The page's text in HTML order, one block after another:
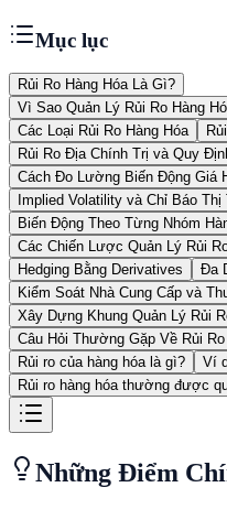
Mục lục
Rủi Ro Hàng Hóa Là Gì?
Vì Sao Quản Lý Rủi Ro Hàng
Các Loại Rủi Ro Hàng Hóa
Rủi Ro Địa Chính Trị và Quy
Cách Đo Lường Biến Động Giá
Implied Volatility và Chỉ Báo
Biến Động Theo Từng Nhóm
Các Chiến Lược Quản Lý Rủi
Hedging Bằng Derivatives
Đa
Kiểm Soát Nhà Cung Cấp và
Xây Dựng Khung Quản Lý Rủi
Câu Hỏi Thường Gặp Về Rủi
Rủi ro của hàng hóa là gì?
Ví
Rủi ro hàng hóa thường được
Những Điểm